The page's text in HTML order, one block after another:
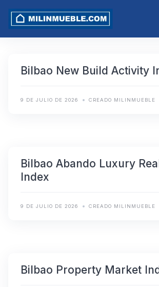
content
Bilbao New Build Activity
9 DE JULIO DE 2026 CREADO MILINMUEBLE
Bilbao Abando Luxury
Index
9 DE JULIO DE 2026 CREADO MILINMUEBLE
Bilbao Property Market